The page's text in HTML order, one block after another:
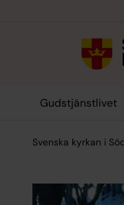
Gudstjänstlivet
Svenska kyrkan i